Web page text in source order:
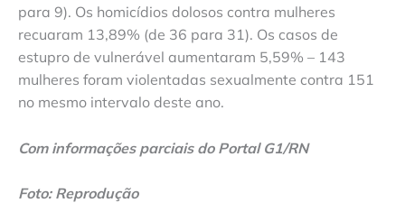
para 9). Os homicídios dolosos contra mulheres
recuaram 13,89% (de 36 para 31). Os casos de
estupro de vulnerável aumentaram 5,59% – 143
mulheres foram violentadas sexualmente contra 151
no mesmo intervalo deste ano.
Com informações parciais do Portal G1/RN
Foto: Reprodução